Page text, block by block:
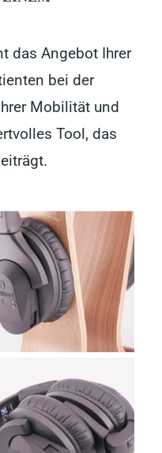
das Angebot Ihrer
bei der
Mobilität und
Tool, das